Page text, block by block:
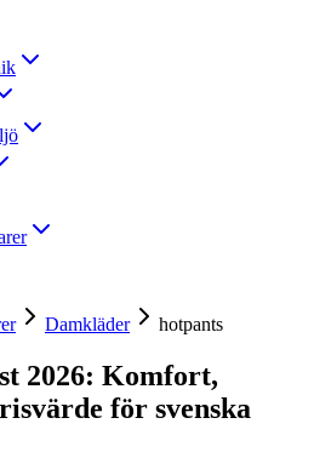
Damkläder hotpants
2026: Komfort,
för svenska